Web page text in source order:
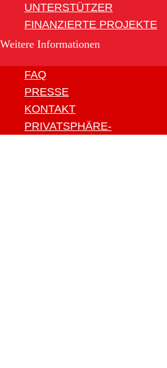
UNTERSTÜTZER
FINANZIERTE PROJEKTE
Weitere Informationen
FAQ
PRESSE
KONTAKT
PRIVATSPHÄRE-